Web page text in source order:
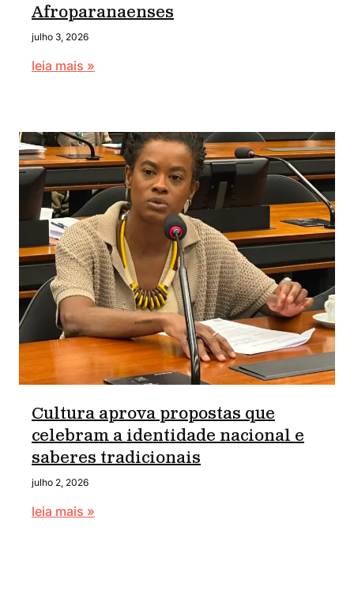
Afroparanaenses
julho 3, 2026
leia mais »
Cultura aprova propostas que
celebram a identidade nacional e
saberes tradicionais
julho 2, 2026
leia mais »